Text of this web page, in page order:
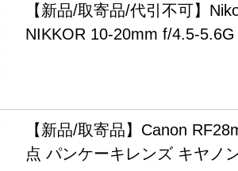
【新品/取寄品/代引不可】
NIKKOR 10-20mm f/4.5-5.6G
【新品/取寄品】Canon
点 パンケーキレンズ キヤノ